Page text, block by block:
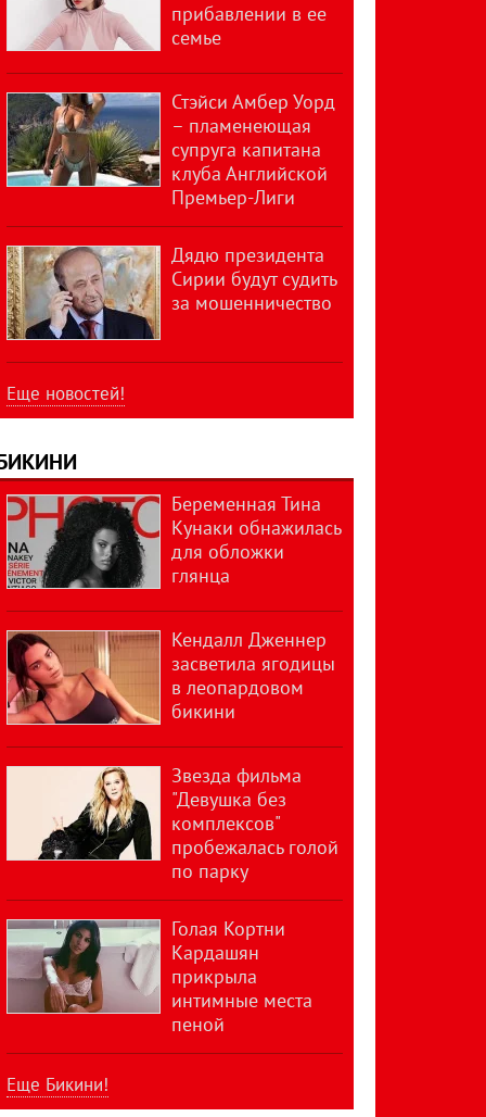
прибавлении в ее
семье
Стэйси Амбер Уорд
– пламенеющая
супруга капитана
клуба Английской
Премьер-Лиги
Дядю президента
Сирии будут судить
за мошенничество
Еще новостей!
Беременная Тина
Кунаки обнажилась
для обложки
глянца
Кендалл Дженнер
засветила ягодицы
в леопардовом
бикини
Звезда фильма
"Девушка без
комплексов"
пробежалась голой
по парку
Голая Кортни
Кардашян
прикрыла
интимные места
пеной
Еще Бикини!